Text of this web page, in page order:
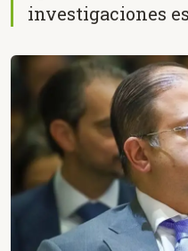
investigaciones